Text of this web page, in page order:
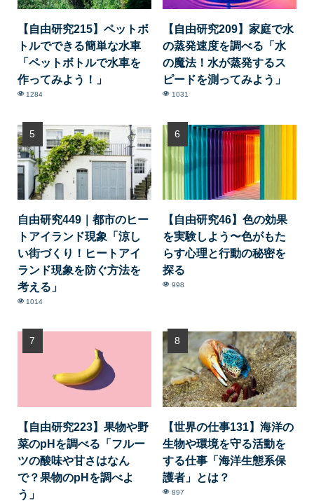
【自由研究215】ペットボ
トルでできる簡単な水車
「ペットボトルで水車を
作ってみよう！」
1284
【自由研究209】家庭で水
の蒸発速度を調べる「水
の魔法！水が蒸発するス
ピードを測ってみよう」
1031
自由研究449｜都市のヒー
トアイランド現象「涼し
い街づくり！ヒートアイ
ランド現象を防ぐ方法を
考える」
1014
【自由研究46】色の効果
を実験しよう〜色がもた
らす心理と行動の秘密を
探る
998
【自由研究223】果物や野
菜のpHを調べる「フルー
ツの酸味や甘さはなん
で？果物のpHを調べよ
う」
【世界の仕事131】海洋の
生物や環境を守る活動を
する仕事「海洋生態系保
護者」とは？
897